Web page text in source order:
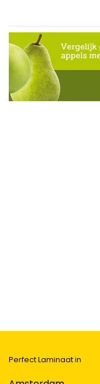
Perfect Laminaat in